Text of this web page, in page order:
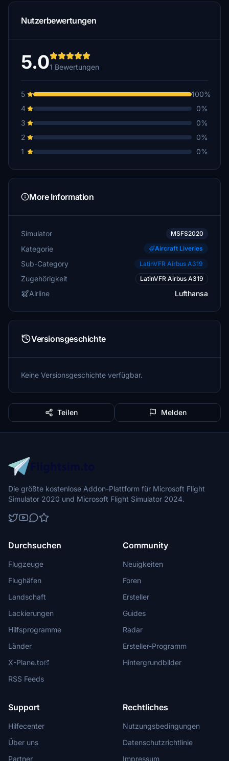
Nutzerbewertungen
5.01 Bewertungen
5
100%
4
0%
3
0%
2
0%
1
0%
More Information
Simulator MSFS2020
Kategorie Aircraft Liveries
Sub-Category LatinVFR Airbus A319
Zugehörigkeit LatinVFR Airbus A319
Airline Lufthansa
Versionsgeschichte
Keine Versionsgeschichte verfügbar.
Teilen Melden
Die größte kostenlose Addon-Plattform für Microsoft Flight
Simulator 2020 und Microsoft Flight Simulator 2024.
Durchsuchen
Flugzeuge
Flughäfen
Landschaft
Lackierungen
Hilfsprogramme
Länder
X-Plane.to
RSS Feeds
Community
Neuigkeiten
Foren
Ersteller
Guides
Radar
Ersteller-Programm
Hintergrundbilder
Support
Hilfecenter
Über uns
Partner
Rechtliches
Nutzungsbedingungen
Datenschutzrichtlinie
Impressum